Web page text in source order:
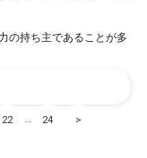
の持ち主であることが多
22 … 24 >